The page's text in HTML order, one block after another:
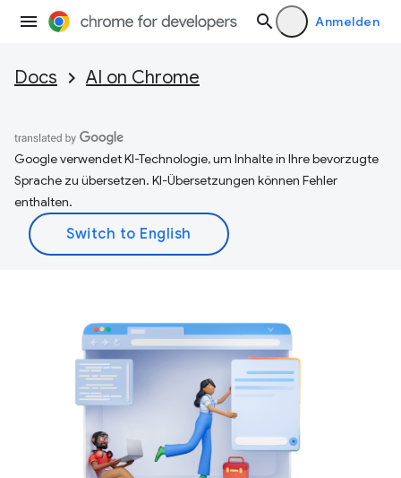
Anmelden
Docs AI on Chrome
Google verwendet KI-Technologie, um Inhalte in Ihre bevorzugte
Sprache zu übersetzen. KI-Übersetzungen können Fehler
enthalten.